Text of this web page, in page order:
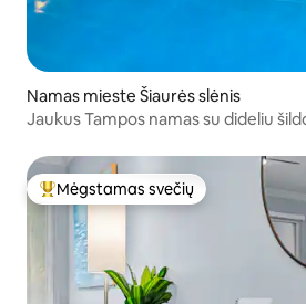
Namas mieste Šiaurės slėnis
Jaukus Tampos namas su dideliu
Svečių mėgstamiausias
Mėgstamas svečių